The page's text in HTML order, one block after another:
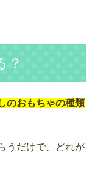
？
のおもちゃの種類
うだけで、どれが